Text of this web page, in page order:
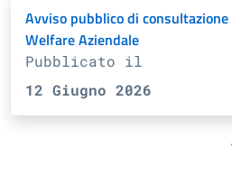
Avviso pubblico di
Welfare Aziendale
Pubblicato il
12 Giugno 2026